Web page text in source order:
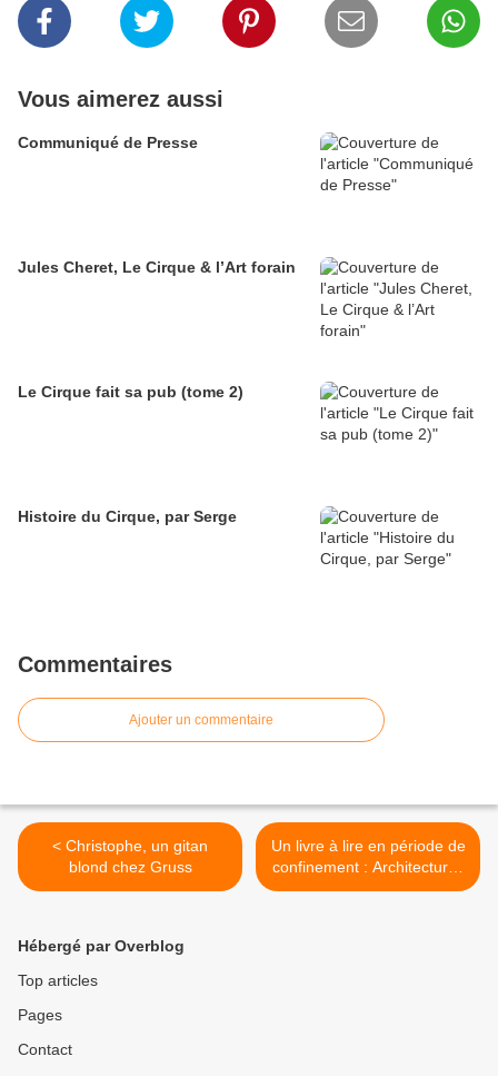
Vous aimerez aussi
Communiqué de Presse
Jules Cheret, Le Cirque & l’Art forain
Le Cirque fait sa pub (tome 2)
Histoire du Cirque, par Serge
Commentaires
Ajouter un commentaire
< Christophe, un gitan
blond chez Gruss
Un livre à lire en période de
confinement : Architectures
du Cirque, des origines à
Hébergé par Overblog
Top articles
Pages
Contact